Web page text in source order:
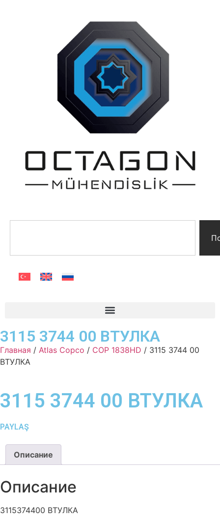
3115 3744 00 ВТУЛКА
Главная / Atlas Copco / COP 1838HD / 3115 3744 00
ВТУЛКА
3115 3744 00 ВТУЛКА
PAYLAŞ
Описание
Описание
3115374400 ВТУЛКА